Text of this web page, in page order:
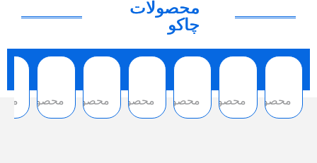
محصولات
چاکو
محصول محصول محصول محصول محصول محصول